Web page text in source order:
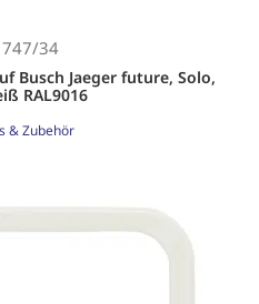
34
Busch Jaeger future, Solo,
RAL9016
& Zubehör